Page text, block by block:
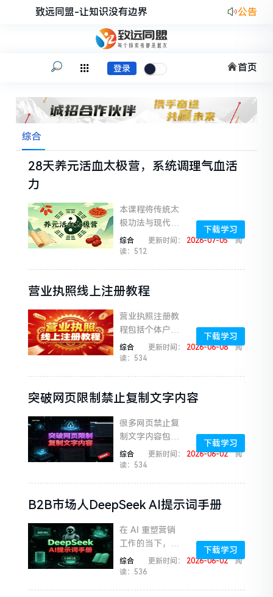
致远同盟-让知识没有边界 公告
登录 首页
综合
28天养元活血太极营，系统调理气血活
力
本课程将传统太
极功法与现代运
动科学相结合，
设计28天系统训
题、提升精力状
实现...
综合 更新时间： 2026-07-05阅
读：512
下载学习
营业执照线上注册教程
营业执照注册教
程包括个体户办
理营业执照流程
企业公司营业执
要准备的资料、
综合 更新时间： 2026-06-08阅
读：534
下载学习
突破网页限制禁止复制文字内容
很多网页禁止复
制文字内容包括
百度网盘、个别
论坛、一些在线
件就搞定了
综合 更新时间： 2026-06-02阅
读：534
下载学习
B2B市场人DeepSeek AI提示词手册
在 AI 重塑营销
工作的当下，高
效用好 AI 工
具，已成为 B2B
综合 更新时间： 2026-06-02阅
读：536
下载学习